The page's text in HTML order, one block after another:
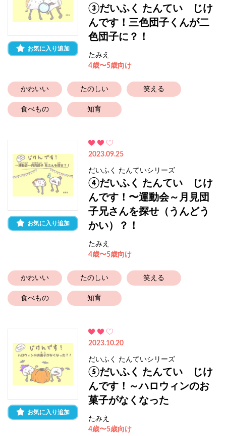
お気に入り追加
③だいふく たんてい じけ
んです！三色団子くんが二
色団子に？！
たみえ
4歳〜5歳向け
かわいい たのしい 笑える
食べもの 知育
お気に入り追加
2023.09.25
だいふく たんていシリーズ
④だいふく たんてい じけ
んです！〜運動会～月見団
子兄さんを探せ（うんどう
かい）？！
たみえ
4歳〜5歳向け
かわいい たのしい 笑える
食べもの 知育
お気に入り追加
2023.10.20
だいふく たんていシリーズ
⑤だいふく たんてい じけ
んです！～ハロウィンのお
菓子がなくなった
たみえ
4歳〜5歳向け